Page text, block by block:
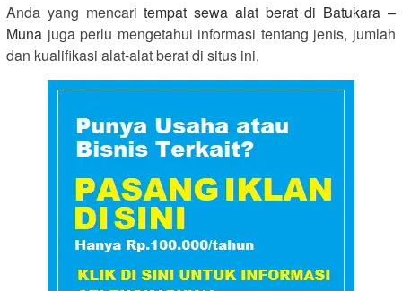
Anda yang mencaritempat sewa alat berat di Batukara –
Muna juga perlu mengetahui informasi tentang jenis, jumlah
dan kualifikasi alat-alat berat di situs ini.